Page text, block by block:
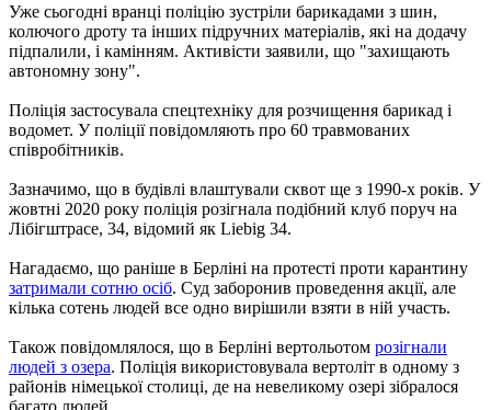
Уже сьогодні вранці поліцію зустріли барикадами з шин,
колючого дроту та інших підручних матеріалів, які на додачу
підпалили, і камінням. Активісти заявили, що "захищають
автономну зону".
Поліція застосувала спецтехніку для розчищення барикад і
водомет. У поліції повідомляють про 60 травмованих
співробітників.
Зазначимо, що в будівлі влаштували сквот ще з 1990-х років. У
жовтні 2020 року поліція розігнала подібний клуб поруч на
Лібігштрасе, 34, відомий як Liebig 34.
Нагадаємо, що раніше в Берліні на протесті проти карантину
затримали сотню осіб. Суд заборонив проведення акції, але
кілька сотень людей все одно вирішили взяти в ній участь.
Також повідомлялося, що в Берліні вертольотом розігнали
людей з озера. Поліція використовувала вертоліт в одному з
районів німецької столиці, де на невеликому озері зібралося
багато людей.